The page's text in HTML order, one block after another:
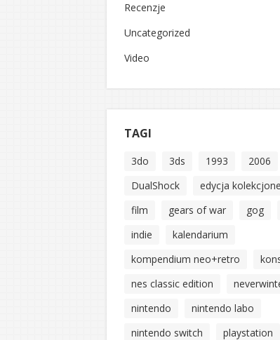
Recenzje
Uncategorized
Video
TAGI
3do 3ds 1993 2006
DualShock
edycja
film
gears of war gog
indie
kalendarium
kompendium neo+retro
nes classic edition
nintendo
nintendo labo
nintendo switch
playstation